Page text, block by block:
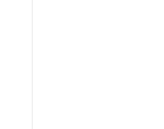
Особенности